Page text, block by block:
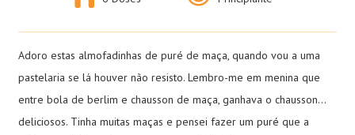
Adoro estas almofadinhas de puré de maça, quando vou a uma
pastelaria se lá houver não resisto. Lembro-me em menina que
entre bola de berlim e chausson de maça, ganhava o chausson…
deliciosos. Tinha muitas maças e pensei fazer um puré que a